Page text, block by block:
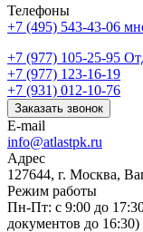
Телефоны
+7 (495) 543-43-06
+7 (977) 105-25-95
+7 (977) 123-16-19
+7 (931) 012-10-76
Заказать звонок
E-mail
info@atlastpk.ru
Адрес
127644, г. Москва,
Режим работы
Пн-Пт: с 9:00 до
документов до 16:30)